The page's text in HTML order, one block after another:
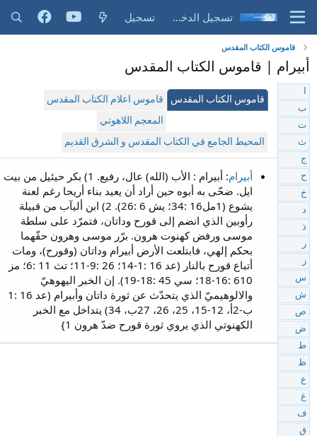
تسجيل الدخول تسجيل
قاموس الكتاب المقدس
أبيرام | قاموس الكتاب المقدس
قاموس الكتاب المقدس
قاموس اعلام الكتاب المقدس
المعجم اللاهوتي
المحيط الجامع في الكتاب المقدس و الشرق القديم
أبيرام
: أبيرام : الأب (الله) عال، رفيع. 1) بكر حيئيل من بيت
ايل. ضحّى به أبوه حين أراد أن يعيد بناء أريحا رغم لعنة
يشوع (1مل16 :34؛ يش 6 :26). 2) ابن أليآب من قبيلة
رأوبين الذي انضم إلى قورح وداتان، فتمرّد على سلطة
موسى ورفض كهنوت هرون. برّر موسى وهرون حقّهما
بحكم إلهي، فابتلعت الأرض أبيرام وداتان (وقورح)، ومات
أتباع قورح بالنار (عد 16 :1-14؛ 26 :9-11؛ تث 11 :6؛ مز
610 :16-18؛ سي 45 :18-19). إن الخبر اليهوهيّ
والالوهيميّ الذي يتحدّث عن ثورة داتان وأبيرام (عد 16 :1
ب-2أ، 12-15، 25، 26، 27ب، 34) يتداخل مع الخبر
الكهنوتي الذي يروي ثورة قورح ضدّ هرون 1}
ب
ت
ث
ج
ح
خ
د
ذ
ر
ز
س
ش
ص
ض
ط
ظ
ع
غ
ف
ق